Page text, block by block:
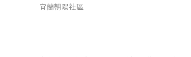
宜蘭朝陽社區